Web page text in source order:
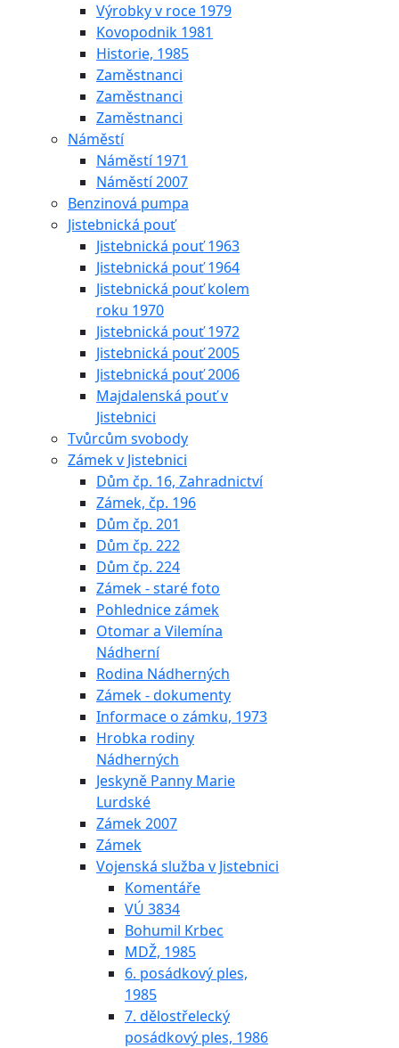
Výrobky v roce 1979
Kovopodnik 1981
Historie, 1985
Zaměstnanci
Zaměstnanci
Zaměstnanci
Náměstí
Náměstí 1971
Náměstí 2007
Benzinová pumpa
Jistebnická pouť
Jistebnická pouť 1963
Jistebnická pouť 1964
Jistebnická pouť kolem
roku 1970
Jistebnická pouť 1972
Jistebnická pouť 2005
Jistebnická pouť 2006
Majdalenská pouť v
Jistebnici
Tvůrcům svobody
Zámek v Jistebnici
Dům čp. 16, Zahradnictví
Zámek, čp. 196
Dům čp. 201
Dům čp. 222
Dům čp. 224
Zámek - staré foto
Pohlednice zámek
Otomar a Vilemína
Nádherní
Rodina Nádherných
Zámek - dokumenty
Informace o zámku, 1973
Hrobka rodiny
Nádherných
Jeskyně Panny Marie
Lurdské
Zámek 2007
Zámek
Vojenská služba v Jistebnici
Komentáře
VÚ 3834
Bohumil Krbec
MDŽ, 1985
6. posádkový ples,
1985
7. dělostřelecký
posádkový ples, 1986